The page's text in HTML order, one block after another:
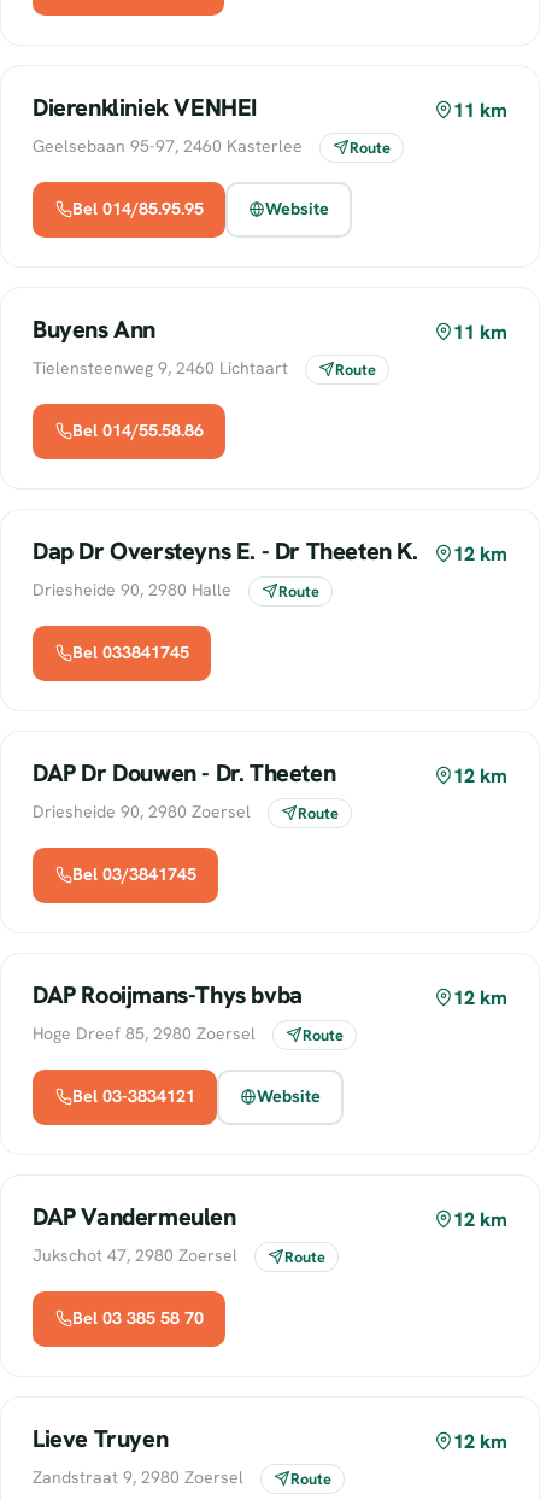
Dierenkliniek VENHEI 11 km
Geelsebaan 95-97, 2460 Kasterlee Route
Bel 014/85.95.95 Website
Buyens Ann 11 km
Tielensteenweg 9, 2460 Lichtaart Route
Bel 014/55.58.86
Dap Dr Oversteyns E. - Dr Theeten K. 12 km
Driesheide 90, 2980 Halle Route
Bel 033841745
DAP Dr Douwen - Dr. Theeten 12 km
Driesheide 90, 2980 Zoersel Route
Bel 03/3841745
DAP Rooijmans-Thys bvba 12 km
Hoge Dreef 85, 2980 Zoersel Route
Bel 03-3834121 Website
DAP Vandermeulen 12 km
Jukschot 47, 2980 Zoersel Route
Bel 03 385 58 70
Lieve Truyen 12 km
Zandstraat 9, 2980 Zoersel Route